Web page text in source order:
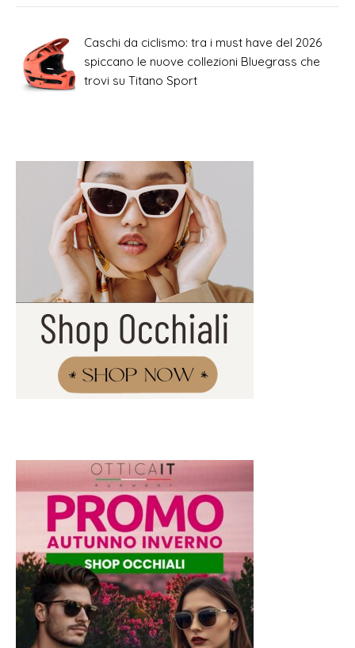
Caschi da ciclismo: tra i must have del 2026
spiccano le nuove collezioni Bluegrass che
trovi su Titano Sport